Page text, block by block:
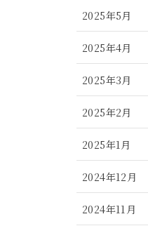
2025年5月
2025年4月
2025年3月
2025年2月
2025年1月
2024年12月
2024年11月